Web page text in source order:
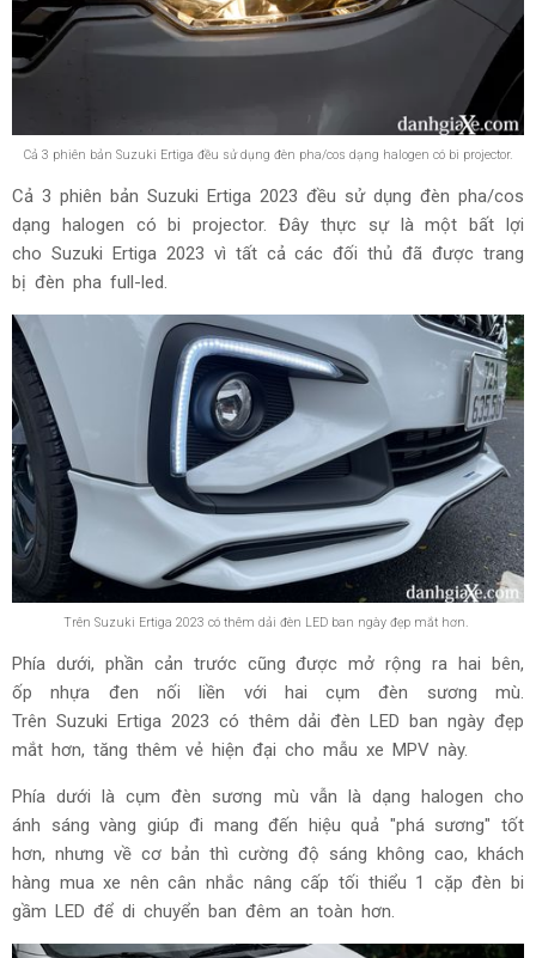
Cả 3 phiên bản Suzuki Ertiga đều sử dụng đèn pha/cos dạng halogen có bi projector.
Cả 3 phiên bản Suzuki Ertiga 2023 đều sử dụng đèn pha/cos
dạng halogen có bi projector. Đây thực sự là một bất lợi
cho Suzuki Ertiga 2023 vì tất cả các đối thủ đã được trang
bị đèn pha full-led.
Trên Suzuki Ertiga 2023 có thêm dải đèn LED ban ngày đẹp mắt hơn.
Phía dưới, phần cản trước cũng được mở rộng ra hai bên,
ốp nhựa đen nối liền với hai cụm đèn sương mù.
Trên Suzuki Ertiga 2023 có thêm dải đèn LED ban ngày đẹp
mắt hơn, tăng thêm vẻ hiện đại cho mẫu xe MPV này.
Phía dưới là cụm đèn sương mù vẫn là dạng halogen cho
ánh sáng vàng giúp đi mang đến hiệu quả "phá sương" tốt
hơn, nhưng về cơ bản thì cường độ sáng không cao, khách
hàng mua xe nên cân nhắc nâng cấp tối thiểu 1 cặp đèn bi
gầm LED để di chuyển ban đêm an toàn hơn.